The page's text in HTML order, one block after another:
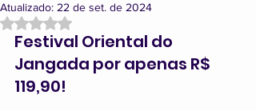
Atualizado: 22 de set. de 2024
Avaliado com NaN de 5 estrelas.
Festival Oriental do
Jangada por apenas R$
119,90!